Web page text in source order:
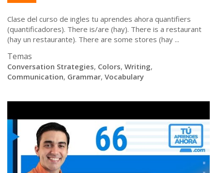
Clase del curso de ingles tu aprendes ahora quantifiers
(quantificadores). There is/are (hay). There is a restaurant
(hay un restaurante). There are some stores (hay ...
Temas
Conversation Strategies, Colors, Writing,
Communication, Grammar, Vocabulary